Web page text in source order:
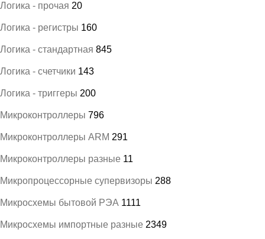
Логика - прочая 20
Логика - регистры 160
Логика - стандартная 845
Логика - счетчики 143
Логика - триггеры 200
Микроконтроллеры 796
Микроконтроллеры ARM 291
Микроконтроллеры разные 11
Микропроцессорные супервизоры 288
Микросхемы бытовой РЭА 1111
Микросхемы импортные разные 2349